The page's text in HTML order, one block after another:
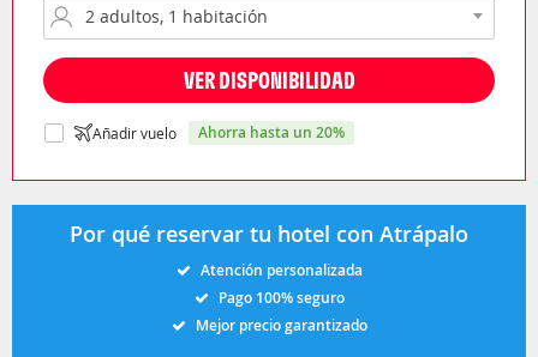
VER DISPONIBILIDAD
Añadir vuelo ahorra hasta un 20%
Por qué reservar tu hotel con Atrápalo
Atención personalizada
Pago 100% seguro
Mejor precio garantizado